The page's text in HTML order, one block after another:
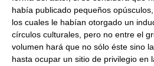
había publicado pequeños
los cuales le habían otorgado un
círculos culturales, pero no entre el
volumen hará que no sólo éste sino
hasta ocupar un sitio de privilegio en